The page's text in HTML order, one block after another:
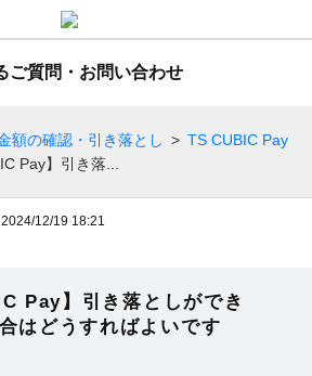
ご質問・お問い合わせ
額の確認・引き落とし > TS CUBIC Pay
Pay】引き落...
12/19 18:21
Pay】引き落としができ
はどうすればよいです